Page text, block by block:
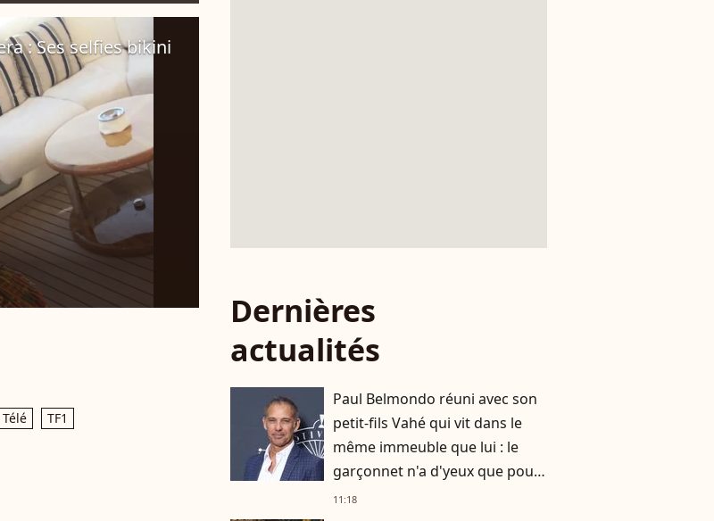
: Ses selfies bikini
Télé TF1
Dernières
actualités
Paul Belmondo réuni avec son
petit-fils Vahé qui vit dans le
même immeuble que lui : le
garçonnet n'a d'yeux que pour
son papa à la télévision
11:18